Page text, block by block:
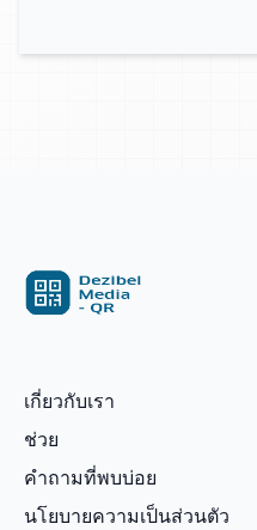
เกี่ยวกับเรา
ช่วย
คำถามที่พบบ่อย
นโยบายความเป็นส่วนตัว